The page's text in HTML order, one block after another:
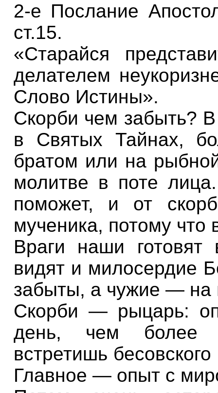
2-е Послание
ст.15.
«Старайся
делателем
Слово Истины».
Скорби чем забыть?
в Святых Тайнах,
братом или на
молитве в поте
поможет, и от
мученика, потому что
Враги наши
видят и милосердие
забыты, а чужие — на
Скорби — рыцарь:
день, чем более
встретишь
Главное — опыт с